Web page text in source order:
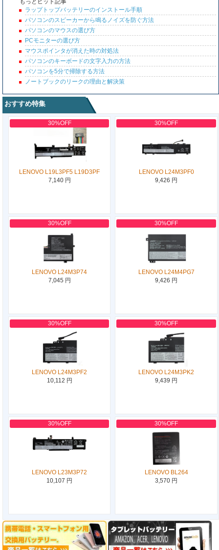
もっとヒット記事
ラップトップバッテリーのインストール手順
パソコンのスピーカーから鳴るノイズを防ぐ方法
パソコンのマウスの選び方
PCモニターの選び方
マウスポインタが消えた時の対処法
パソコンのキーボードの文字入力の方法
パソコンを5分で掃除する方法
ノートブックのリークの理由と解決策
おすすめ特集
30%OFF
LENOVO L19L3PF5 L19D3PF
7,140 円
30%OFF
LENOVO L24M3PF0
9,426 円
30%OFF
LENOVO L24M3P74
7,045 円
30%OFF
LENOVO L24M4PG7
9,426 円
30%OFF
LENOVO L24M3PF2
10,112 円
30%OFF
LENOVO L24M3PK2
9,439 円
30%OFF
LENOVO L23M3P72
10,107 円
30%OFF
LENOVO BL264
3,570 円